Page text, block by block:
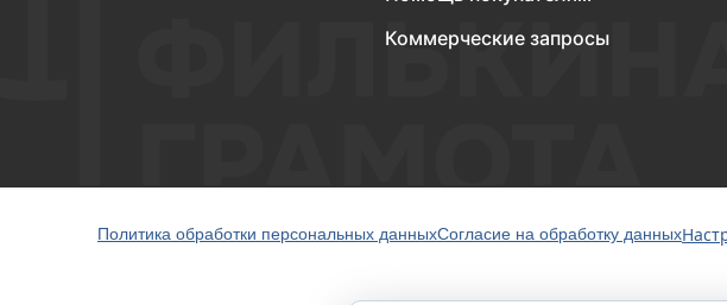
Коммерческие запросы
Политика обработки персональных данныхСогласие на обработку данных